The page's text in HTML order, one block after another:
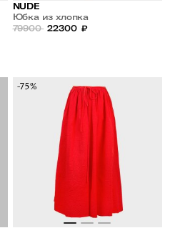
NUDE
Юбка из хлопка
79900 22300 ₽
-75%